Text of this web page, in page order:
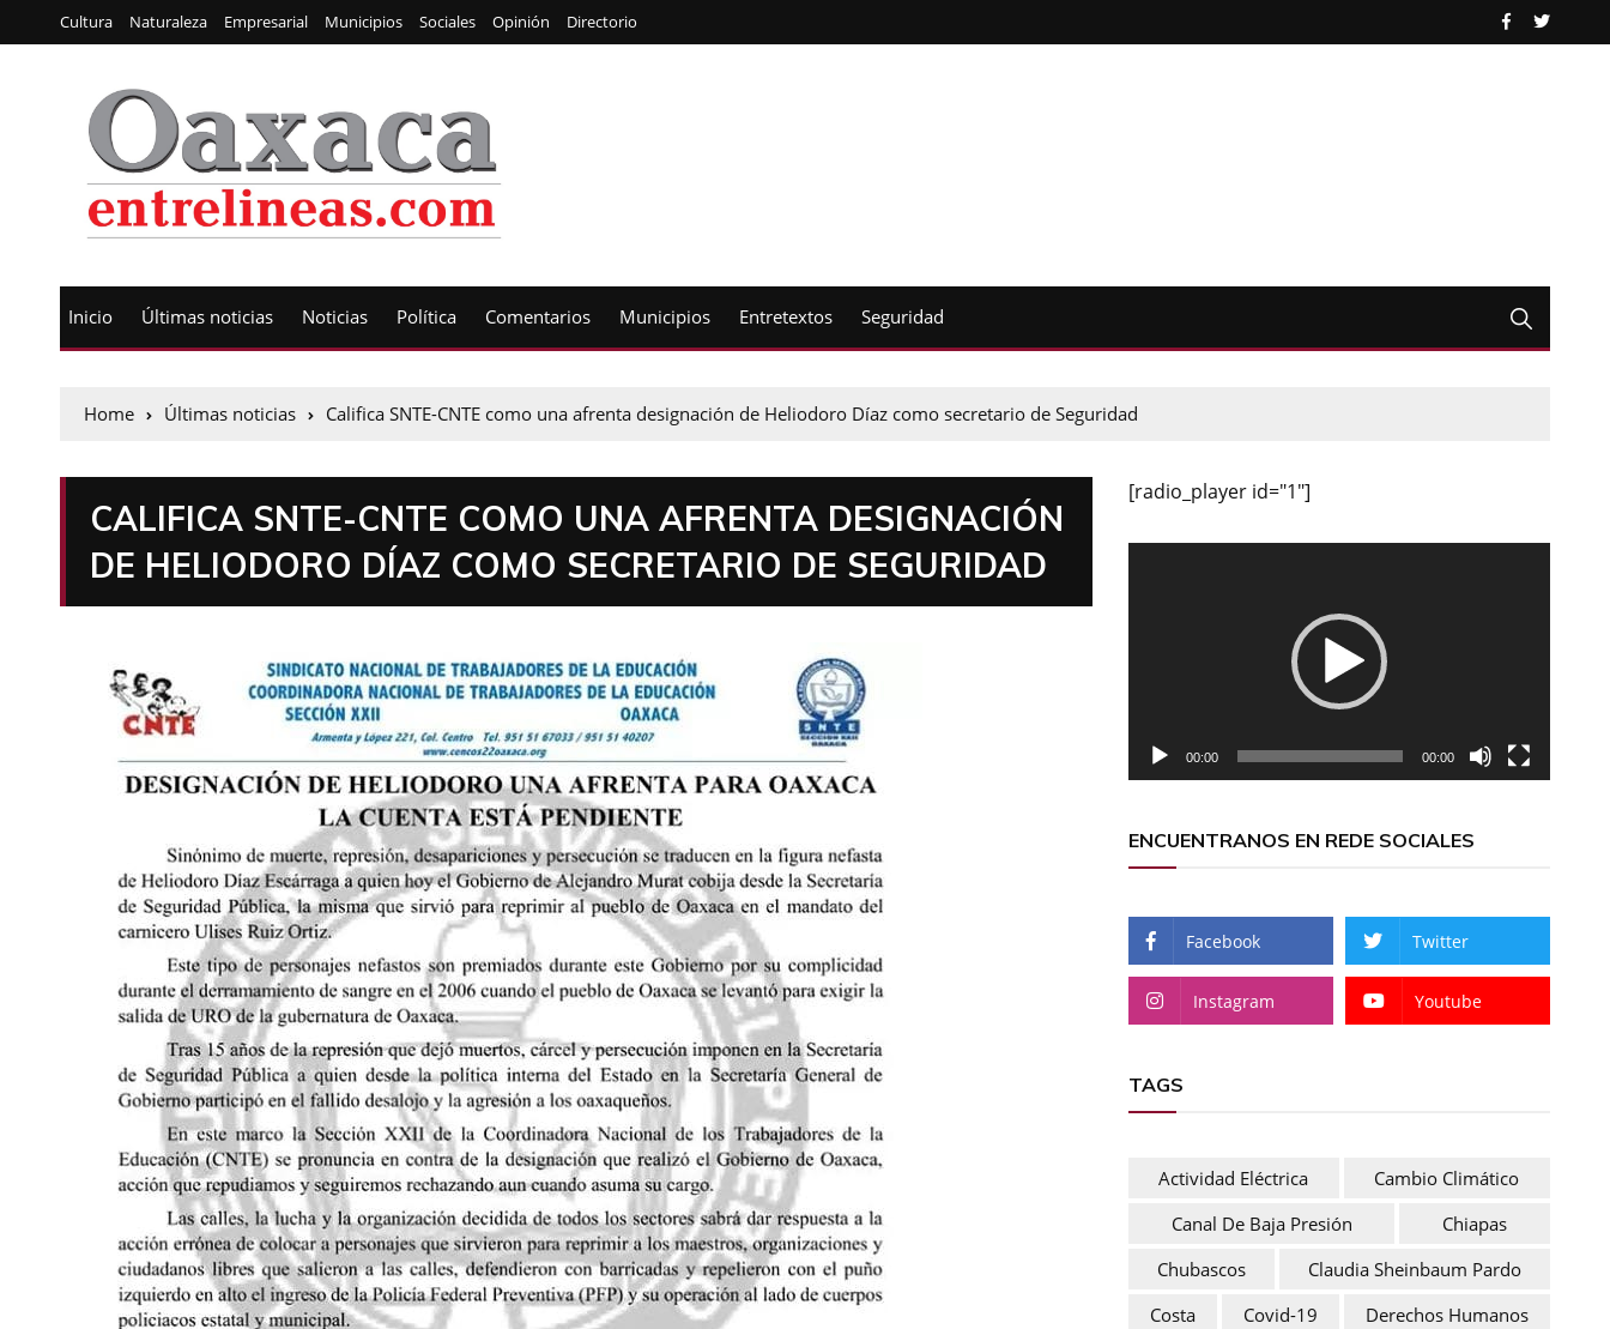
Cultura Naturaleza Empresarial Municipios Sociales Opinión Directorio
Inicio Últimas noticias Noticias Política Comentarios Municipios Entretextos Seguridad
Home Últimas noticias Califica SNTE-CNTE como una afrenta designación de Heliodoro Díaz como secretario de Seguridad
CALIFICA SNTE-CNTE COMO UNA AFRENTA DESIGNACIÓN
DE HELIODORO DÍAZ COMO SECRETARIO DE SEGURIDAD
[radio_player id="1"]
00:00 00:00
ENCUENTRANOS EN REDE SOCIALES
Facebook Twitter
Instagram Youtube
TAGS
Actividad Eléctrica
Cambio Climático
Canal De Baja Presión
Chiapas
Chubascos
Claudia Sheinbaum Pardo
Costa
Covid-19
Derechos Humanos